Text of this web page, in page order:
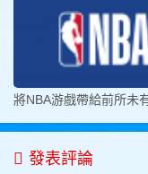
將NBA游戲帶給前所未
發表評論